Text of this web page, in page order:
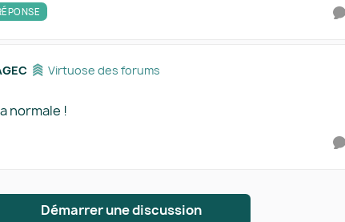
Virtuose des forums
normale !
Démarrer une discussion